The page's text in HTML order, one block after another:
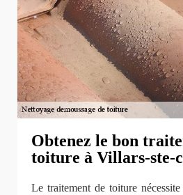
Obtenez le bon
toiture à Villars-ste-
Le traitement de toiture